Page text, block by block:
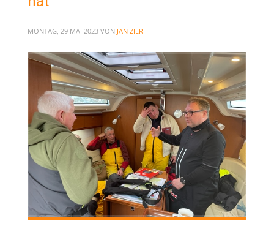
MONTAG, 29 MAI 2023 VON JAN ZIER